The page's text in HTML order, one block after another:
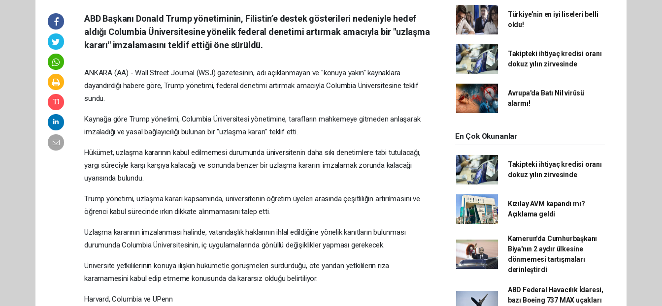
ABD Başkanı Donald Trump yönetiminin, Filistin’e destek gösterileri nedeniyle hedef
aldığı Columbia Üniversitesine yönelik federal denetimi artırmak amacıyla bir "uzlaşma
kararı" imzalamasını teklif ettiği öne sürüldü.
ANKARA (AA) - Wall Street Journal (WSJ) gazetesinin, adı açıklanmayan ve "konuya yakın" kaynaklara
dayandırdığı habere göre, Trump yönetimi, federal denetimi artırmak amacıyla Columbia Üniversitesine teklif
sundu.
Kaynağa göre Trump yönetimi, Columbia Üniversitesi yönetimine, tarafların mahkemeye gitmeden anlaşarak
imzaladığı ve yasal bağlayıcılığı bulunan bir "uzlaşma kararı" teklif etti.
Hükümet, uzlaşma kararının kabul edilmemesi durumunda üniversitenin daha sıkı denetimlere tabi tutulacağı,
yargı süreciyle karşı karşıya kalacağı ve sonunda benzer bir uzlaşma kararını imzalamak zorunda kalacağı
uyarısında bulundu.
Trump yönetimi, uzlaşma kararı kapsamında, üniversitenin öğretim üyeleri arasında çeşitliliğin artırılmasını ve
öğrenci kabul sürecinde ırkın dikkate alınmamasını talep etti.
Uzlaşma kararının imzalanması halinde, vatandaşlık haklarının ihlal edildiğine yönelik kanıtların bulunması
durumunda Columbia Üniversitesinin, iç uygulamalarında gönüllü değişiklikler yapması gerekecek.
Üniversite yetkililerinin konuya ilişkin hükümetle görüşmeleri sürdürdüğü, öte yandan yetkililerin rıza
kararnamesini kabul edip etmeme konusunda da kararsız olduğu belirtiliyor.
Harvard, Columbia ve UPenn
Türkiye'nin en iyi liseleri belli
oldu!
Takipteki ihtiyaç kredisi oranı
dokuz yılın zirvesinde
Avrupa'da Batı Nil virüsü
alarmı!
En Çok Okunanlar
Takipteki ihtiyaç kredisi oranı
dokuz yılın zirvesinde
Kızılay AVM kapandı mı?
Açıklama geldi
Kamerun'da Cumhurbaşkanı
Biya'nın 2 aydır ülkesine
dönmemesi tartışmaları
derinleştirdi
ABD Federal Havacılık İdaresi,
bazı Boeing 737 MAX uçakları